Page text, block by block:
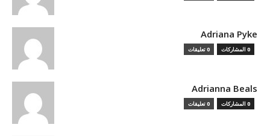
Adriana Pyke
0 المشاركات 0 تعليقات
Adrianna Beals
0 المشاركات 0 تعليقات